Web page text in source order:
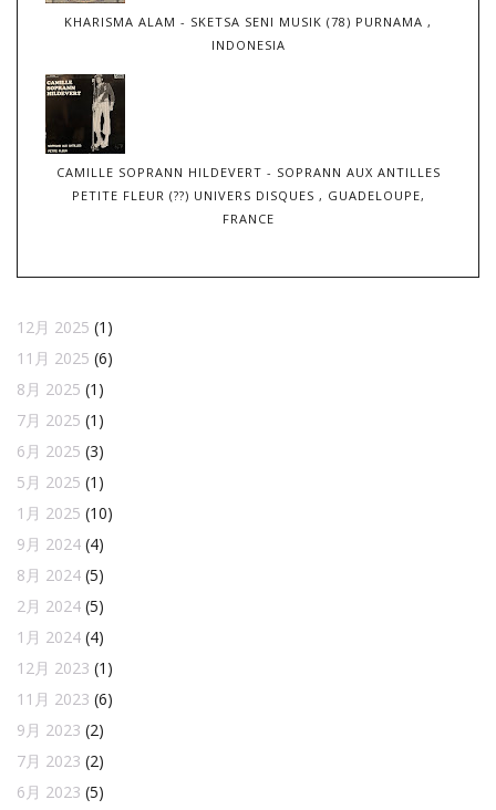
KHARISMA ALAM - SKETSA SENI MUSIK (78) PURNAMA ,
INDONESIA
CAMILLE SOPRANN HILDEVERT - SOPRANN AUX ANTILLES
PETITE FLEUR (??) UNIVERS DISQUES , GUADELOUPE,
FRANCE
12月 2025 (1)
11月 2025 (6)
8月 2025 (1)
7月 2025 (1)
6月 2025 (3)
5月 2025 (1)
1月 2025 (10)
9月 2024 (4)
8月 2024 (5)
2月 2024 (5)
1月 2024 (4)
12月 2023 (1)
11月 2023 (6)
9月 2023 (2)
7月 2023 (2)
6月 2023 (5)